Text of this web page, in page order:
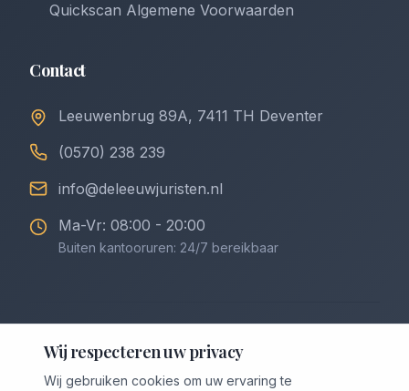
Quickscan Algemene Voorwaarden
Contact
Leeuwenbrug 89A, 7411 TH Deventer
(0570) 238 239
info@deleeuwjuristen.nl
Ma-Vr: 08:00 - 20:00
Buiten kantooruren: 24/7 bereikbaar
2026
De Leeuw Incasso & Juristen. Alle rechten
voorbehouden.
Wij respecteren uw privacy
Wij gebruiken cookies om uw ervaring te